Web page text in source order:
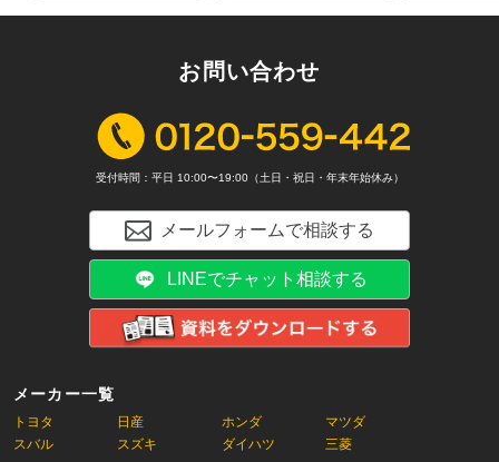
メーカー一覧
トヨタ 日産 ホンダ
マツダ
スバル
スズキ ダイハツ 三菱
お問い合わせ
受付時間：平日 10:00〜19:00（土日・祝日・年末年始休み）
メールフォームで相談する
LINEでチャット相談する